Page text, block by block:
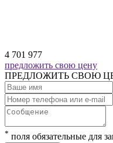
4 701 977
предложить свою цену
ПРЕДЛОЖИТЬ СВОЮ
* поля обязательные для